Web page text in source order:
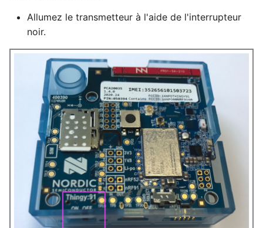
Allumez le transmetteur à l'aide de l'interrupteur
noir.